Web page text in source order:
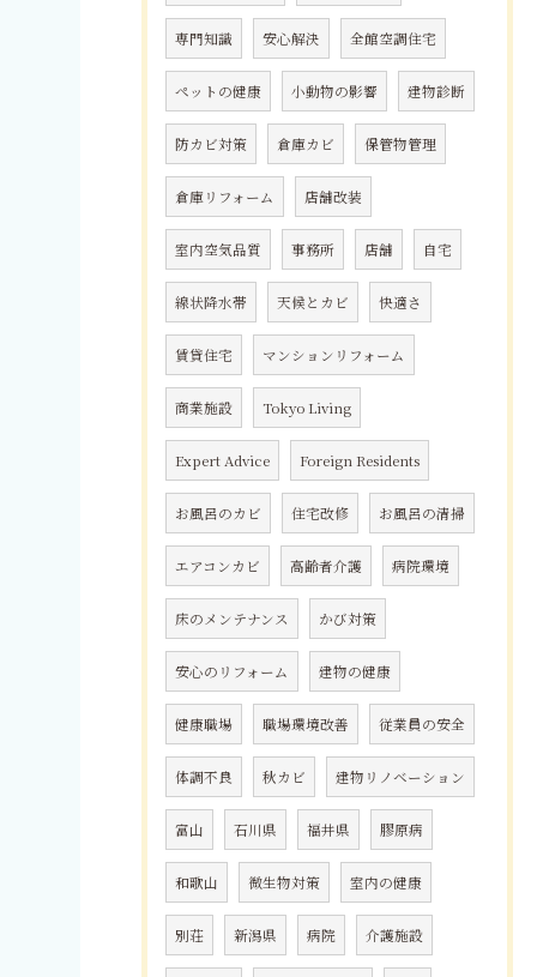
専門知識 安心解決 全館空調住宅
ペットの健康 小動物の影響 建物診断
防カビ対策 倉庫カビ 保管物管理
倉庫リフォーム 店舗改装
室内空気品質 事務所 店舗 自宅
線状降水帯 天候とカビ 快適さ
賃貸住宅 マンションリフォーム
商業施設 Tokyo Living
Expert Advice Foreign Residents
お風呂のカビ 住宅改修 お風呂の清掃
エアコンカビ 高齢者介護 病院環境
床のメンテナンス かび対策
安心のリフォーム 建物の健康
健康職場 職場環境改善 従業員の安全
体調不良 秋カビ 建物リノベーション
富山 石川県 福井県 膠原病
和歌山 微生物対策 室内の健康
別荘 新潟県 病院 介護施設